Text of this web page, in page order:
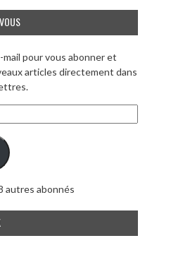
pour vous abonner et
articles directement dans
autres abonnés